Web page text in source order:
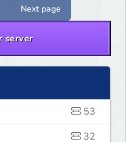
Next page
server
53
32